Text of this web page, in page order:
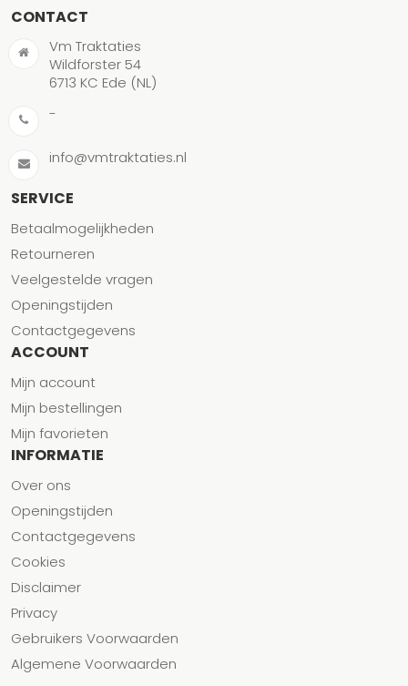
CONTACT
Vm Traktaties
Wildforster 54
6713 KC Ede (NL)
-
info@vmtraktaties.nl
SERVICE
Betaalmogelijkheden
Retourneren
Veelgestelde vragen
Openingstijden
Contactgegevens
ACCOUNT
Mijn account
Mijn bestellingen
Mijn favorieten
INFORMATIE
Over ons
Openingstijden
Contactgegevens
Cookies
Disclaimer
Privacy
Gebruikers Voorwaarden
Algemene Voorwaarden